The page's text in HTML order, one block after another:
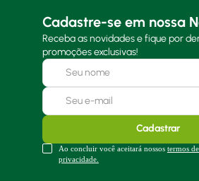
Cadastre-se em nossa
Receba as novidades e fique por
promoções exclusivas!
Cadastrar
Ao concluir você aceitará nossos termos
privacidade.